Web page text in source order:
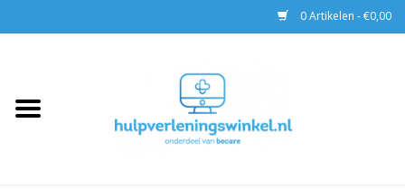
0 Artikelen - €0,00